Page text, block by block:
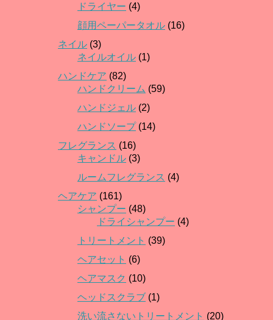
ドライヤー (4)
顔用ペーパータオル (16)
ネイル (3)
ネイルオイル (1)
ハンドケア (82)
ハンドクリーム (59)
ハンドジェル (2)
ハンドソープ(14)
フレグランス (16)
キャンドル (3)
ルームフレグランス (4)
ヘアケア (161)
シャンプー (48)
ドライシャンプー (4)
トリートメント (39)
ヘアセット (6)
ヘアマスク (10)
ヘッドスクラブ (1)
洗い流さないトリートメント (20)